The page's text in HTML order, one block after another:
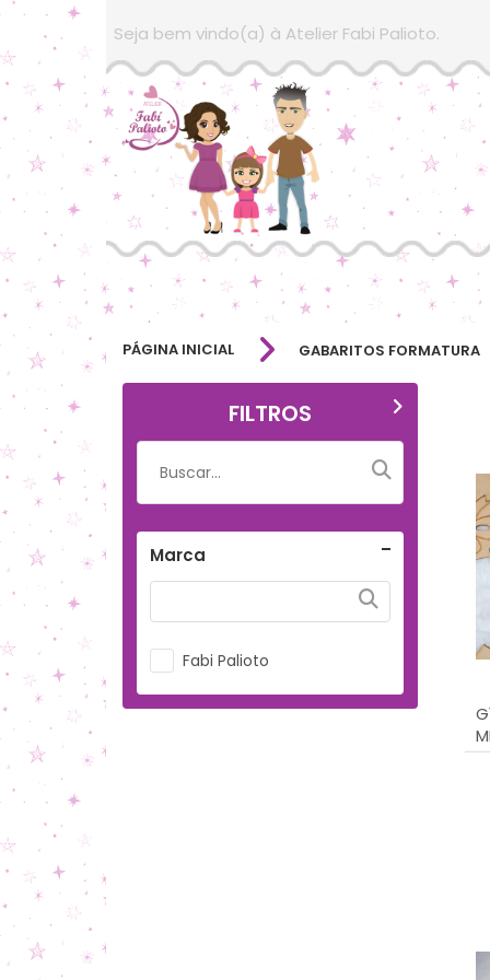
Seja bem vindo(a) à Atelier Fabi Palioto.
PÁGINA INICIAL GABARITOS FORMATURA
FILTROS
Marca
Fabi Palioto